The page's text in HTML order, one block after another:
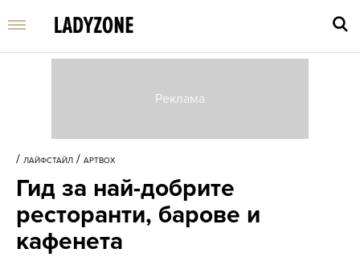
/ ЛАЙФСТАЙЛ / АРТBOX
Гид за най-добрите
ресторанти, барове и
кафенета